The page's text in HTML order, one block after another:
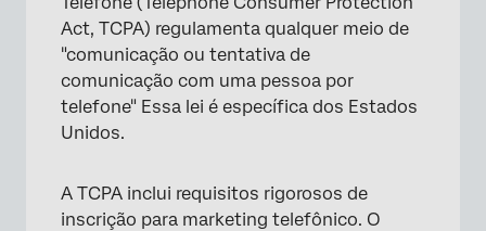
Act, TCPA) regulamenta qualquer meio de
"comunicação ou tentativa de
comunicação com uma pessoa por
telefone" Essa lei é específica dos Estados
Unidos.
A TCPA inclui requisitos rigorosos de
inscrição para marketing telefônico. O